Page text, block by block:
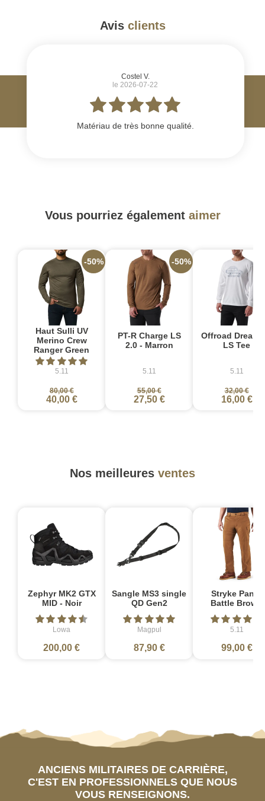
Avis clients
Costel V.
le 2026-07-22
Matériau de très bonne qualité.
Vous pourriez également aimer
Haut Sulli UV
Merino Crew
Ranger Green
5.11
80,00 €
40,00 €
-50%
PT-R Charge LS
2.0 - Marron
5.11
55,00 €
27,50 €
-50%
Offroad
LS Tee
5.11
32,00 €
16,00 €
Nos meilleures ventes
Zephyr MK2 GTX
MID - Noir
Lowa
200,00 €
Sangle MS3 single
QD Gen2
Magpul
87,90 €
Stryke Pant -
Battle Brown
5.11
99,00 €
ANCIENS MILITAIRES DE CARRIÈRE,
C'EST EN PROFESSIONNELS QUE NOUS
VOUS RENSEIGNONS.